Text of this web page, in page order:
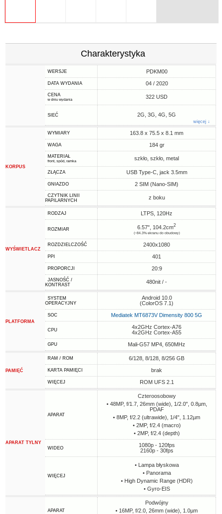
Charakterystyka
WERSJE PDKM00
DATA WYDANIA 04 / 2020
CENA
w dniu wydania 322 USD
SIEĆ 2G, 3G, 4G, 5G
więcej ↓
KORPUS
WYMIARY 163.8 x 75.5 x 8.1 mm
WAGA 184 gr
MATERIAŁ
front, spód, ramka szkło, szkło, metal
ZŁĄCZA USB Type-C, jack 3.5mm
GNIAZDO 2 SIM (Nano-SIM)
CZYTNIK LINII
PAPILARNYCH
z boku
WYŚWIETLACZ
RODZAJ LTPS, 120Hz
ROZMIAR 6.57", 104.2cm2
(~84.3% ekranu do obudowy)
ROZDZIELCZOŚĆ 2400x1080
PPI 401
PROPORCJI 20:9
JASNOŚĆ /
KONTRAST
480nit / -
PLATFORMA
SYSTEM
OPERACYJNY
Android 10.0
(ColorOS 7.1)
SOC Mediatek MT6873V Dimensity 800 5G
CPU
4x2GHz Cortex-A76
4x2GHz Cortex-A55
GPU Mali-G57 MP4, 650MHz
PAMIĘĆ
RAM / ROM 6/128, 8/128, 8/256 GB
KARTA PAMIĘCI brak
WIĘCEJ ROM UFS 2.1
APARAT TYLNY
APARAT
Czteroosobowy
• 48MP, f/1.7, 26mm (wide), 1/2.0", 0.8µm,
PDAF
• 8MP, f/2.2 (ultrawide), 1/4", 1.12µm
• 2MP, f/2.4 (macro)
• 2MP, f/2.4 (depth)
WIDEO
1080p - 120fps
2160p - 30fps
WIĘCEJ
• Lampa błyskowa
• Panorama
• High Dynamic Range (HDR)
• Gyro-EIS
APARAT
Podwójny
• 16MP, f/2.0, 26mm (wide), 1.0µm